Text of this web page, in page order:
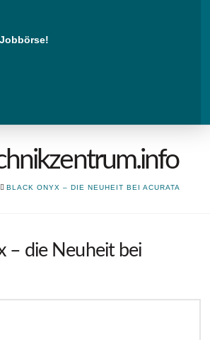
BLACK ONYX – DIE NEUHEIT BEI ACURATA
– die Neuheit bei